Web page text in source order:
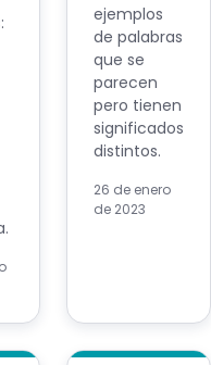
ejemplos
de palabras
que se
parecen
pero tienen
significados
distintos.
26 de enero
de 2023